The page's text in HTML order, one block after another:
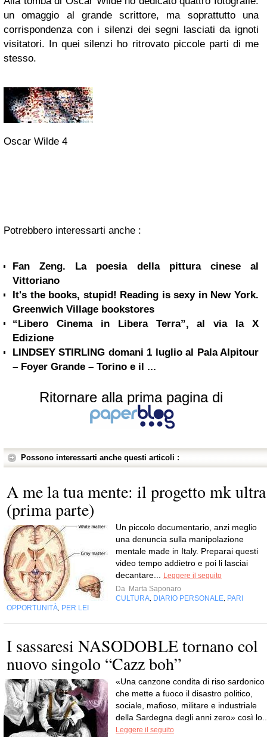
un omaggio al grande scrittore, ma soprattutto una
corrispondenza con i silenzi dei segni lasciati da ignoti
visitatori. In quei silenzi ho ritrovato piccole parti di me
stesso.
Oscar Wilde 4
Potrebbero interessarti anche :
Fan Zeng. La poesia della pittura cinese al
Vittoriano
It's the books, stupid! Reading is sexy in New York.
Greenwich Village bookstores
“Libero Cinema in Libera Terra”, al via la X
Edizione
LINDSEY STIRLING domani 1 luglio al Pala Alpitour
– Foyer Grande – Torino e il ...
Ritornare alla prima pagina di
Possono interessarti anche questi articoli :
A me la tua mente: il progetto mk ultra
(prima parte)
Un piccolo documentario, anzi meglio
una denuncia sulla manipolazione
mentale made in Italy. Preparai questi
video tempo addietro e poi li lasciai
decantare...
Leggere il seguito
Da Marta Saponaro
CULTURA DIARIO PERSONALE PARI
OPPORTUNITÀ PER LEI
I sassaresi NASODOBLE tornano col
nuovo singolo “Cazz boh”
«Una canzone condita di riso sardonico
che mette a fuoco il disastro politico,
sociale, mafioso, militare e industriale
della Sardegna degli anni zero» così
Leggere il seguito